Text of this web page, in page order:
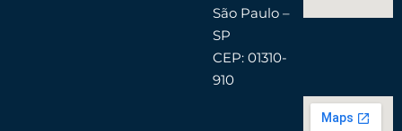
São Paulo –
SP
CEP: 01310-
910